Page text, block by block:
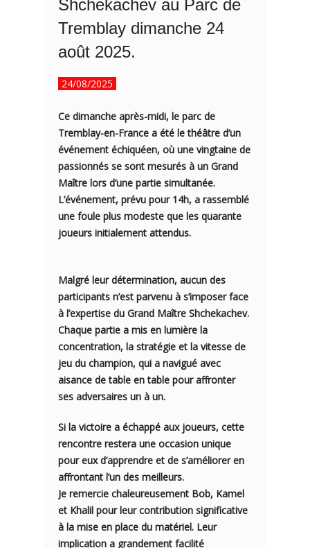
Shchekachev au Parc de
Tremblay dimanche 24
août 2025.
24/08/2025
Ce dimanche après-midi, le parc de
Tremblay-en-France a été le théâtre d’un
événement échiquéen, où une vingtaine de
passionnés se sont mesurés à un Grand
Maître lors d’une partie simultanée.
L’événement, prévu pour 14h, a rassemblé
une foule plus modeste que les quarante
joueurs initialement attendus.
Malgré leur détermination, aucun des
participants n’est parvenu à s’imposer face
à l’expertise du Grand Maître Shchekachev.
Chaque partie a mis en lumière la
concentration, la stratégie et la vitesse de
jeu du champion, qui a navigué avec
aisance de table en table pour affronter
ses adversaires un à un.
Si la victoire a échappé aux joueurs, cette
rencontre restera une occasion unique
pour eux d’apprendre et de s’améliorer en
affrontant l’un des meilleurs.
Je remercie chaleureusement Bob, Kamel
et Khalil pour leur contribution significative
à la mise en place du matériel. Leur
implication a grandement facilité